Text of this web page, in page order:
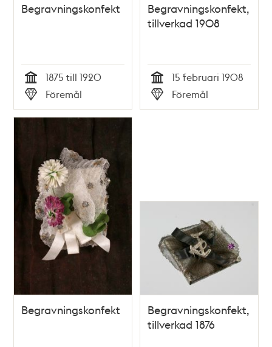
Begravningskonfekt
Tid
1875 till 1920
Typ
Föremål
Begravningskonfekt,
tillverkad 1908
Tid
15 februari 1908
Typ
Föremål
Begravningskonfekt
Begravningskonfekt,
tillverkad 1876